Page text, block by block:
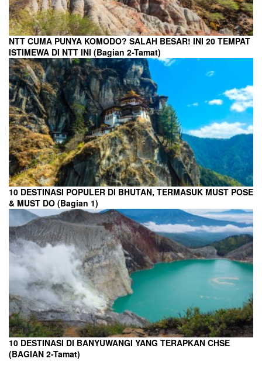
NTT CUMA PUNYA KOMODO? SALAH BESAR! INI 20 TEMPAT
ISTIMEWA DI NTT INI (Bagian 2-Tamat)
10 DESTINASI POPULER DI BHUTAN, TERMASUK MUST POSE
& MUST DO (Bagian 1)
10 DESTINASI DI BANYUWANGI YANG TERAPKAN CHSE
(BAGIAN 2-Tamat)